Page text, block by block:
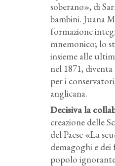
soberano», di
bambini. Juana
formazione
mnemonico; lo
insieme alle
nel 1871,
per i
anglicana.
Decisiva la
creazione delle
del Paese «La
demagoghi e
popolo